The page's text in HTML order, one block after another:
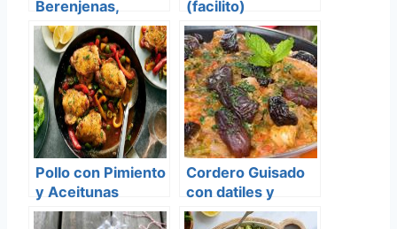
Berenjenas,
Aceitunas y
Morrones
(facilito)
Pollo con Pimiento
y Aceitunas
Cordero Guisado
con datiles y
almendras